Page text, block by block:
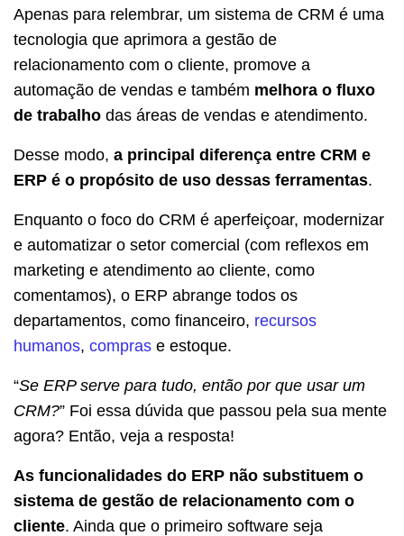
Apenas para relembrar, um sistema de CRM é uma
tecnologia que aprimora a gestão de
relacionamento com o cliente, promove a
automação de vendas e também melhora o fluxo
de trabalho das áreas de vendas e atendimento.
Desse modo, a principal diferença entre CRM e
ERP é o propósito de uso dessas ferramentas.
Enquanto o foco do CRM é aperfeiçoar, modernizar
e automatizar o setor comercial (com reflexos em
marketing e atendimento ao cliente, como
comentamos), o ERP abrange todos os
departamentos, como financeiro, recursos
humanos, compras e estoque.
“Se ERP serve para tudo, então por que usar um
CRM?” Foi essa dúvida que passou pela sua mente
agora? Então, veja a resposta!
As funcionalidades do ERP não substituem o
sistema de gestão de relacionamento com o
cliente. Ainda que o primeiro software seja